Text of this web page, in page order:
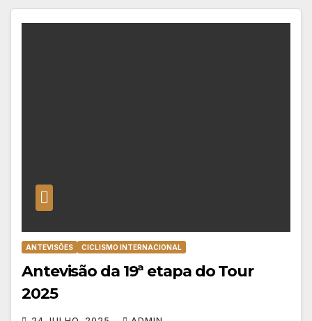
ANTEVISÕES CICLISMO INTERNACIONAL
Antevisão da 19ª etapa do Tour
2025